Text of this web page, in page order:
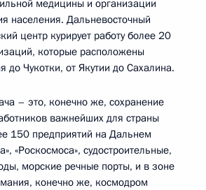
медицины и организации
населения. Дальневосточный
центр курирует работу более 20
которые расположены
до Чукотки, от Якутии до Сахалина.
– это, конечно же, сохранение
важнейших для страны
150 предприятий на Дальнем
«Роскосмоса», судостроительные,
морские речные порты, и в зоне
конечно же, космодром